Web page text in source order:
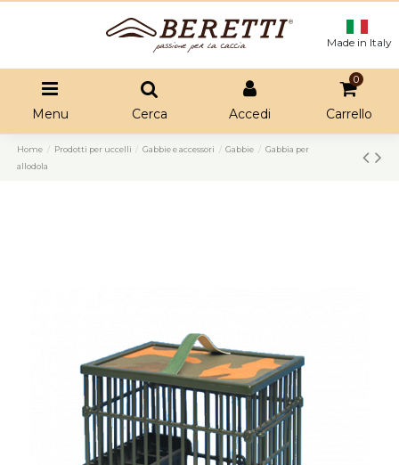
Made in Italy
Menu Cerca Accedi
0
Carrello
Home Prodotti per uccelli Gabbie e accessori Gabbie
Gabbia per
allodola